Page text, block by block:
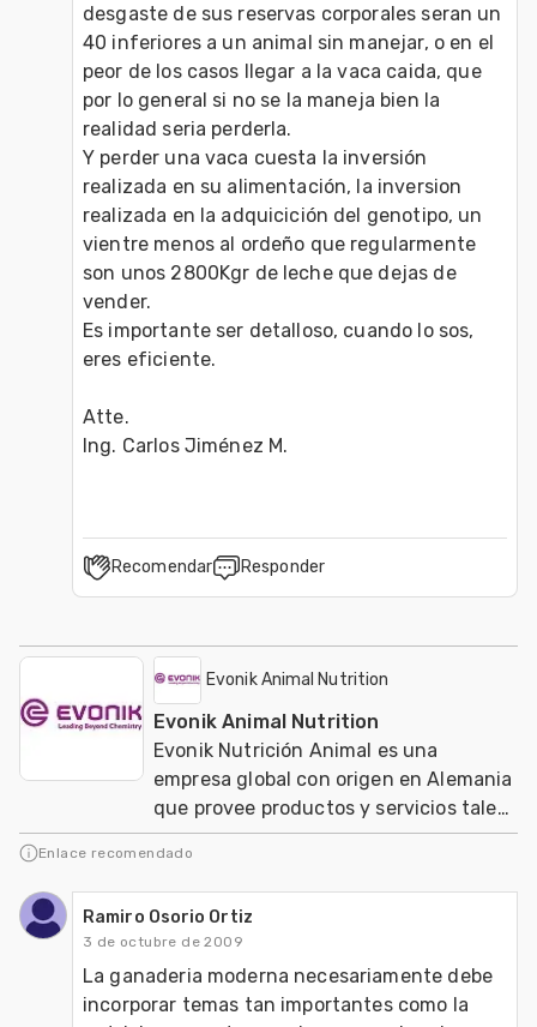
desgaste de sus reservas corporales seran un
40 inferiores a un animal sin manejar, o en el
peor de los casos llegar a la vaca caida, que
por lo general si no se la maneja bien la
realidad seria perderla.
Y perder una vaca cuesta la inversión
realizada en su alimentación, la inversion
realizada en la adquicición del genotipo, un
vientre menos al ordeño que regularmente
son unos 2800Kgr de leche que dejas de
vender.
Es importante ser detalloso, cuando lo sos,
eres eficiente.
Atte.
Ing. Carlos Jiménez M.
Recomendar Responder
Evonik Animal Nutrition
Evonik Animal Nutrition
Evonik Nutrición Animal es una
empresa global con origen en Alemania
que provee productos y servicios tales
como aminoacidos y probióticos para
aves y cerdo
Enlace recomendado
Ramiro Osorio Ortiz
3 de octubre de 2009
La ganaderia moderna necesariamente debe
incorporar temas tan importantes como la